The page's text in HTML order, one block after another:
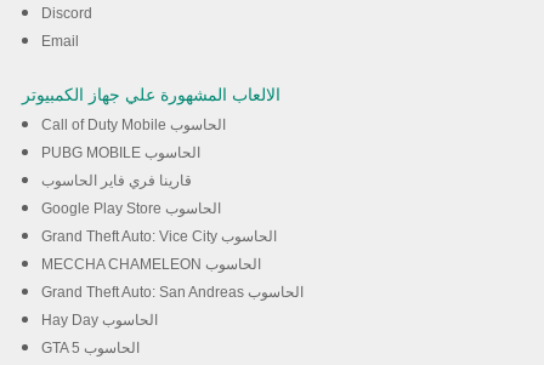
Discord
Email
الالعاب المشهورة علي جهاز الكمبيوتر
Call of Duty Mobile الحاسوب
PUBG MOBILE الحاسوب
قارينا فري فاير الحاسوب
Google Play Store الحاسوب
Grand Theft Auto: Vice City الحاسوب
MECCHA CHAMELEON الحاسوب
Grand Theft Auto: San Andreas الحاسوب
Hay Day الحاسوب
GTA 5 الحاسوب